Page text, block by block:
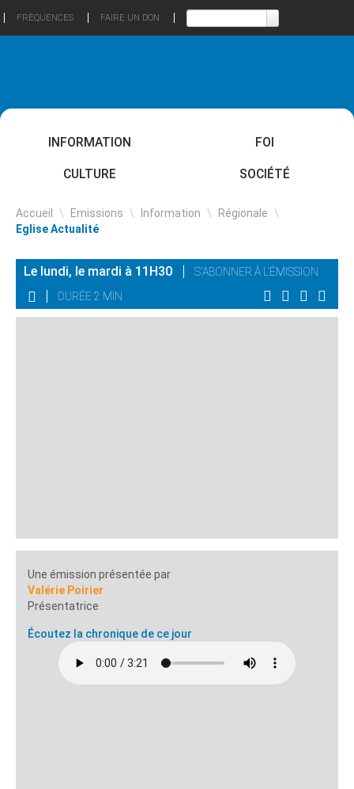
FRÉQUENCES FAIRE UN DON
INFORMATION FOI
CULTURE SOCIÉTÉ
Accueil \ Emissions \ Information \ Régionale \
Eglise Actualité
Le lundi, le mardi à 11H30
S'ABONNER À L'ÉMISSION
DURÉE 2 MIN
Une émission présentée par
Valérie Poirier
Présentatrice
Écoutez la chronique de ce jour